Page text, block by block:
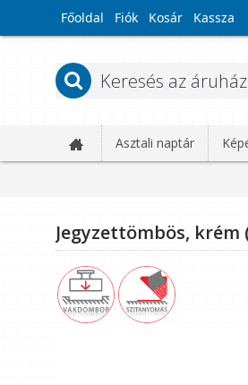
Főoldal Fiók Kosár Kassza
Asztali naptár
Jegyzettömbös, krém